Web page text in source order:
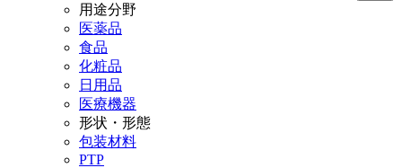
用途分野
医薬品
食品
化粧品
日用品
医療機器
形状・形態
包装材料
PTP